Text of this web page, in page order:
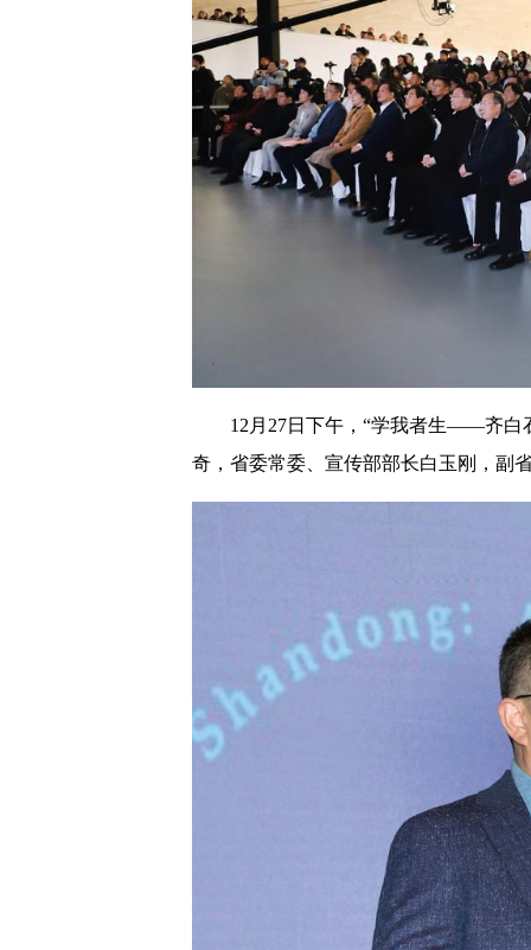
12月27日下午，“学我者生——齐白
奇，省委常委、宣传部部长白玉刚，副